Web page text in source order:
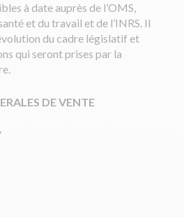
à date auprès de l’OMS,
et du travail et de l’INRS. Il
du cadre législatif et
qui seront prises par la
DE VENTE